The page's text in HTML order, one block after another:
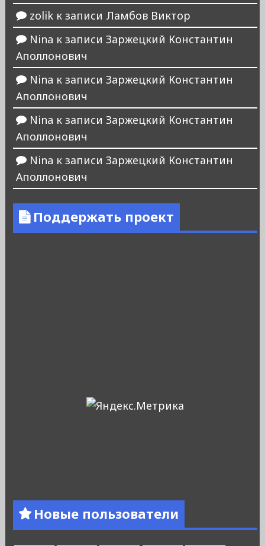
zolikк записи Ламбов Виктор
Nina к записи Заржецкий Константин
Аполлонович
Nina к записи Заржецкий Константин
Аполлонович
Nina к записи Заржецкий Константин
Аполлонович
Nina к записи Заржецкий Константин
Аполлонович
Поддержать проект
Новые пользователи